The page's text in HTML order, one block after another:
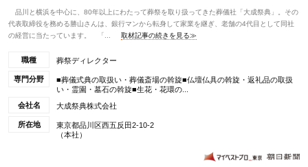
品川と横浜を中心に、80年以上にわたって葬祭を取り扱ってきた葬儀社「大成祭典」。その
代表取締役を務める勝山さんは、銀行マンから転身して家業を継ぎ、老舗の4代目として同社
の経営に当たっています。 「...
取材記事の続きを見る≫
職種 葬祭ディレクター
専門分野
■葬儀式典の取扱い・葬儀斎場の斡旋■仏壇仏具の斡旋・返礼品の取扱
い・霊園・墓石の斡旋■生花・花環の...
会社名
大成祭典株式会社
所在地
東京都品川区西五反田2-10-2
（本社）